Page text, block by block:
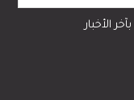
الأخبار